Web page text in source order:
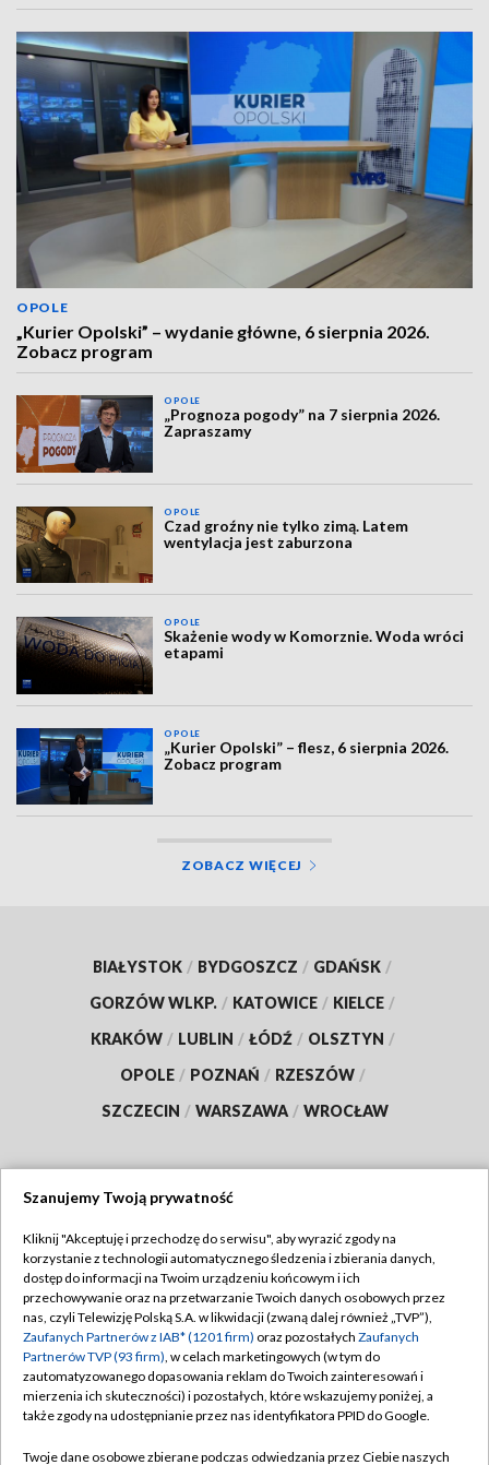
OPOLE
„Kurier Opolski” – wydanie główne, 6 sierpnia 2026.
Zobacz program
OPOLE
„Prognoza pogody” na 7 sierpnia 2026.
Zapraszamy
OPOLE
Czad groźny nie tylko zimą. Latem
wentylacja jest zaburzona
OPOLE
Skażenie wody w Komorznie. Woda wróci
etapami
OPOLE
„Kurier Opolski” – flesz, 6 sierpnia 2026.
Zobacz program
ZOBACZ WIĘCEJ
BIAŁYSTOK / BYDGOSZCZ / GDAŃSK /
GORZÓW WLKP. / KATOWICE / KIELCE /
KRAKÓW / LUBLIN / ŁÓDŹ / OLSZTYN /
OPOLE / POZNAŃ / RZESZÓW /
SZCZECIN / WARSZAWA / WROCŁAW
TVP
Abonament TVP
Emisja w TVP
Centrum informacji TVP
Naziemna Telewizja Cyfrowa
Regulamin TVP
Polityka prywatności
Moje zgody
Pomoc
Szanujemy Twoją prywatność
Kliknij "Akceptuję i przechodzę do serwisu", aby wyrazić zgody na
korzystanie z technologii automatycznego śledzenia i zbierania danych,
dostęp do informacji na Twoim urządzeniu końcowym i ich
przechowywanie oraz na przetwarzanie Twoich danych osobowych przez
nas, czyli Telewizję Polską S.A. w likwidacji (zwaną dalej również „TVP”),
Zaufanych Partnerów z IAB* (1201 firm) oraz pozostałych Zaufanych
Partnerów TVP (93 firm), w celach marketingowych (w tym do
zautomatyzowanego dopasowania reklam do Twoich zainteresowań i
mierzenia ich skuteczności) i pozostałych, które wskazujemy poniżej, a
także zgody na udostępnianie przez nas identyfikatora PPID do Google.
Twoje dane osobowe zbierane podczas odwiedzania przez Ciebie naszych